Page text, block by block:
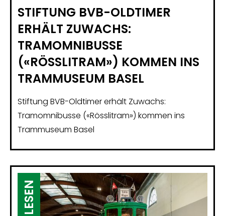
STIFTUNG BVB-OLDTIMER
ERHÄLT ZUWACHS:
TRAMOMNIBUSSE
(«RÖSSLITRAM») KOMMEN INS
TRAMMUSEUM BASEL
Stiftung BVB-Oldtimer erhält Zuwachs:
Tramomnibusse («Rösslitram») kommen ins
Trammuseum Basel
LESEN